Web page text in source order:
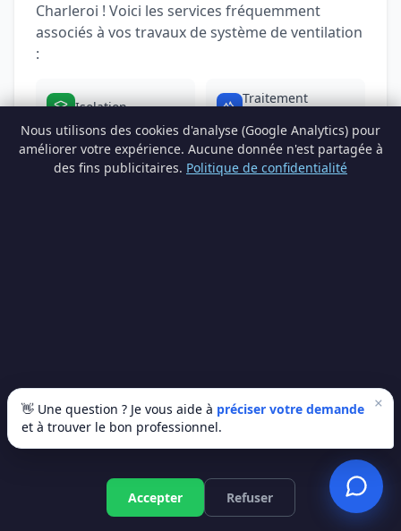
Nous utilisons des cookies d'analyse (Google Analytics) pour
améliorer votre expérience. Aucune donnée n'est partagée à
des fins publicitaires. Politique de confidentialité
Accepter Refuser
Charleroi ! Voici les services fréquemment
associés à vos travaux de système de ventilation
:
Isolation
Traitement
Chauffage central
Rénovation
Combien vaut votre maison ou appartement à
Charleroi ? Utilisez notre outil d'analyse
immobilière gratuit basé sur l'IA pour estimer
travaux et prendre les bonnes décisions.
Analyser mon bien sur
Devis gratuit
×
👋 Une question ? Je vous aide à préciser votre demande
et à trouver le bon professionnel.